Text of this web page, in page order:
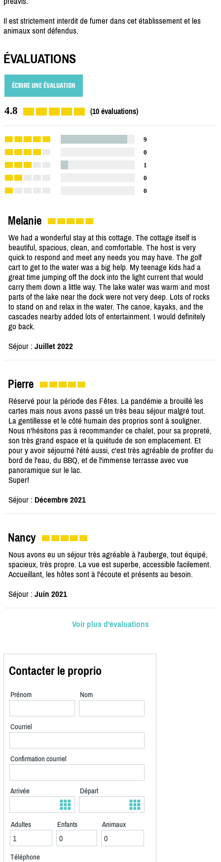
Il est strictement interdit de fumer dans cet établissement et les
animaux sont défendus.
ÉVALUATIONS
ÉCRIRE UNE ÉVALUATION
4.8 (10 évaluations)
9
0
1
0
0
Melanie
We had a wonderful stay at this cottage. The cottage itself is
beautiful, spacious, clean, and comfortable. The host is very
quick to respond and meet any needs you may have. The golf
cart to get to the water was a big help. My teenage kids had a
great time jumping off the dock into the light current that would
carry them down a little way. The lake water was warm and most
parts of the lake near the dock were not very deep. Lots of rocks
to stand on and relax in the water. The canoe, kayaks, and the
cascades nearby added lots of entertainment. I would definitely
go back.
Séjour : Juillet 2022
Pierre
Réservé pour la période des Fêtes. La pandémie a brouillé les
cartes mais nous avons passé un très beau séjour malgré tout.
La gentillesse et le côté humain des proprios sont à souligner.
Nous n'hésitons pas à recommander ce chalet, pour sa propreté,
son très grand espace et la quiétude de son emplacement. Et
pour y avoir séjourné l'été aussi, c'est très agréable de profiter du
bord de l'eau, du BBQ, et de l'immense terrasse avec vue
panoramique sur le lac.
Super!
Séjour : Décembre 2021
Nancy
Nous avons eu un séjour très agréable à l'auberge, tout équipé,
spacieux, très propre. La vue est superbe, accessible facilement.
Accueillant, les hôtes sont à l'écoute et présents au besoin.
Séjour : Juin 2021
Voir plus d'évaluations
Contacter le proprio
Prénom Nom
Courriel
Confirmation courriel
Arrivée Départ
Adultes Enfants Animaux
Téléphone